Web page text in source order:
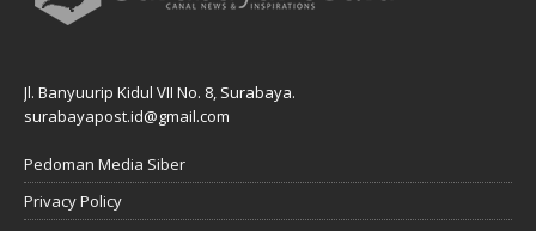
Jl. Banyuurip Kidul VII No. 8, Surabaya.
surabayapost.id@gmail.com
Pedoman Media Siber
Privacy Policy